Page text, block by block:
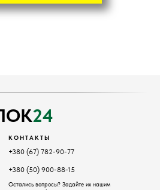
+380 (67) 782-90-77
КОНТАКТЫ
24
+380 (50) 900-88-15
Остались вопросы? Задайте их нашим